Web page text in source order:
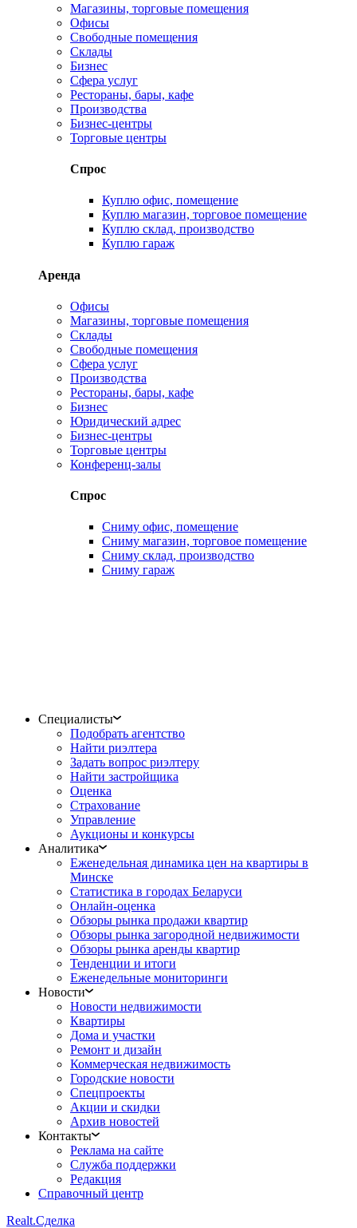
Магазины, торговые помещения
Офисы
Свободные помещения
Склады
Бизнес
Сфера услуг
Рестораны, бары, кафе
Производства
Бизнес-центры
Торговые центры
Спрос
Куплю офис, помещение
Куплю магазин, торговое помещение
Куплю склад, производство
Куплю гараж
Аренда
Офисы
Магазины, торговые помещения
Склады
Свободные помещения
Сфера услуг
Производства
Рестораны, бары, кафе
Бизнес
Юридический адрес
Бизнес-центры
Торговые центры
Конференц-залы
Спрос
Сниму офис, помещение
Сниму магазин, торговое помещение
Сниму склад, производство
Сниму гараж
Специалисты
Подобрать агентство
Найти риэлтера
Задать вопрос риэлтеру
Найти застройщика
Оценка
Страхование
Управление
Аукционы и конкурсы
Аналитика
Еженедельная динамика цен на квартиры в
Минске
Статистика в городах Беларуси
Онлайн-оценка
Обзоры рынка продажи квартир
Обзоры рынка загородной недвижимости
Обзоры рынка аренды квартир
Тенденции и итоги
Еженедельные мониторинги
Новости
Новости недвижимости
Квартиры
Дома и участки
Ремонт и дизайн
Коммерческая недвижимость
Городские новости
Спецпроекты
Акции и скидки
Архив новостей
Контакты
Реклама на сайте
Служба поддержки
Редакция
Справочный центр
Realt.Сделка